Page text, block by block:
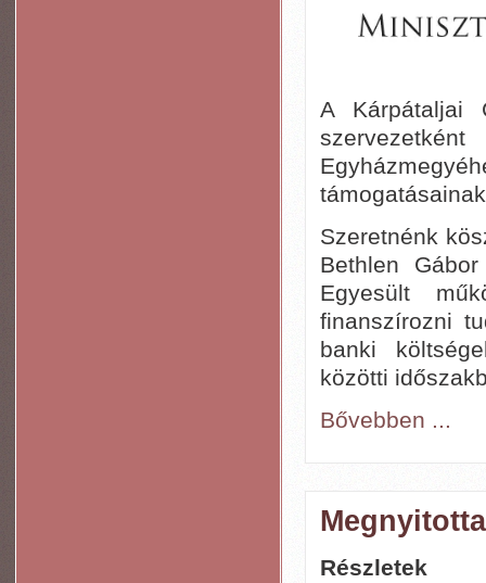
A Kárpátaljai
Szeretnénk
Bethlen
Egyesült
finanszírozni
banki
közötti
Bővebben ...
Részletek